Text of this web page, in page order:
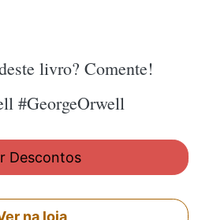
livro? Comente!
#GeorgeOrwell
Descontos
na loja